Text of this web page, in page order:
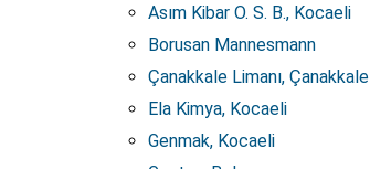
Asım Kibar O. S. B., Kocaeli
Borusan Mannesmann
Çanakkale Limanı, Çanakkale
Ela Kimya, Kocaeli
Genmak, Kocaeli